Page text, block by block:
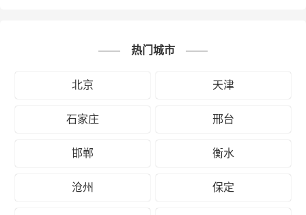
热门城市
北京 天津
石家庄 邢台
邯郸 衡水
沧州 保定